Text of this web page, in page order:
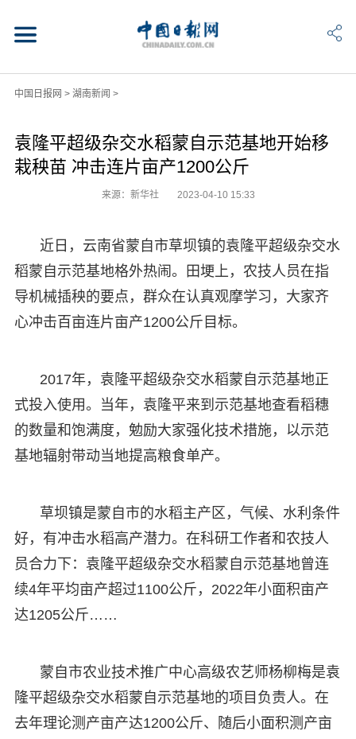
中国日报网 > 湖南新闻 >
袁隆平超级杂交水稻蒙自示范基地开始移
栽秧苗 冲击连片亩产1200公斤
来源：新华社 2023-04-10 15:33
近日，云南省蒙自市草坝镇的袁隆平超级杂交水
稻蒙自示范基地格外热闹。田埂上，农技人员在指
导机械插秧的要点，群众在认真观摩学习，大家齐
心冲击百亩连片亩产1200公斤目标。
2017年，袁隆平超级杂交水稻蒙自示范基地正
式投入使用。当年，袁隆平来到示范基地查看稻穗
的数量和饱满度，勉励大家强化技术措施，以示范
基地辐射带动当地提高粮食单产。
草坝镇是蒙自市的水稻主产区，气候、水利条件
好，有冲击水稻高产潜力。在科研工作者和农技人
员合力下：袁隆平超级杂交水稻蒙自示范基地曾连
续4年平均亩产超过1100公斤，2022年小面积亩产
达1205公斤……
蒙自市农业技术推广中心高级农艺师杨柳梅是袁
隆平超级杂交水稻蒙自示范基地的项目负责人。在
去年理论测产亩产达1200公斤、随后小面积测产亩